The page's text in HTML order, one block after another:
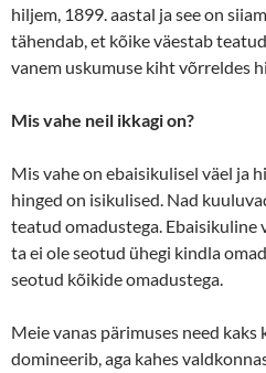
hiljem, 1899. aastal ja see on
tähendab, et kõike väestab
vanem uskumuse kiht võrreldes
Mis vahe neil ikkagi on?
Mis vahe on ebaisikulisel väel ja
hinged on isikulised. Nad
teatud omadustega. Ebaisikuline
ta ei ole seotud ühegi kindla
seotud kõikide omadustega.
Meie vanas pärimuses need
domineerib, aga kahes